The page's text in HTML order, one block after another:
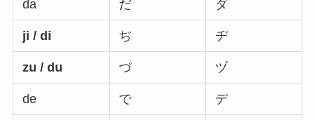
da だ ダ
ji / di ぢ ヂ
zu / du づ ヅ
de で デ